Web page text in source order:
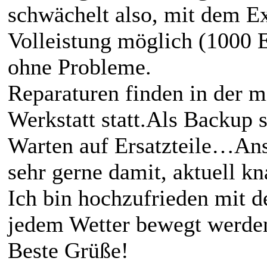
schwächelt also, mit dem
Volleistung möglich (1000
ohne Probleme.
Reparaturen finden in der
Werkstatt statt.Als Backup
Warten auf
sehr gerne damit, aktuell
Ich bin hochzufrieden mit
jedem Wetter bewegt
Beste Grüße!